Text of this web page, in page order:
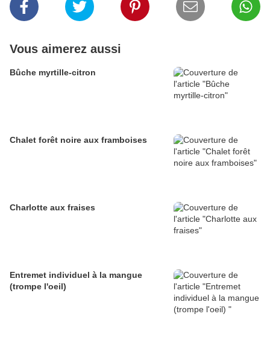
Vous aimerez aussi
Bûche myrtille-citron
Chalet forêt noire aux framboises
Charlotte aux fraises
Entremet individuel à la mangue
(trompe l'oeil)